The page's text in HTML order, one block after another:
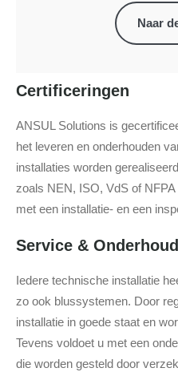
Naar
Certificeringen
ANSUL Solutions is
het leveren en onderhouden
installaties worden
zoals NEN, ISO, VdS of
met een installatie- en een
Service & Onderhoud
Iedere technische installatie
zo ook blussystemen. Door
installatie in goede staat en
Tevens voldoet u met een
die worden gesteld door